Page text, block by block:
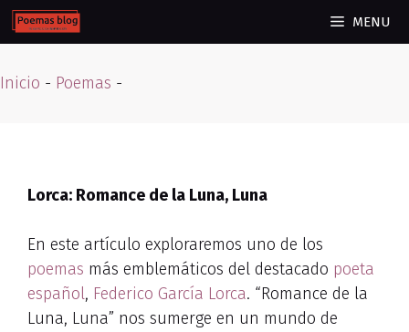
Skip
to
MENU
Inicio - Poemas -
Lorca: Romance de la Luna, Luna
En este artículo exploraremos uno de los
poemas más emblemáticos del destacado poeta
español, Federico García Lorca. “Romance de la
Luna, Luna” nos sumerge en un mundo de